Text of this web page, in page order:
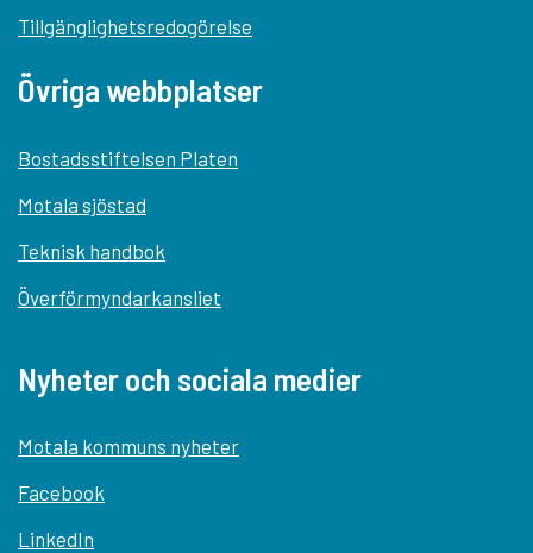
Tillgänglighetsredogörelse
Övriga webbplatser
Bostadsstiftelsen Platen
Motala sjöstad
Teknisk handbok
Överförmyndarkansliet
Nyheter och sociala medier
Motala kommuns nyheter
Facebook
LinkedIn